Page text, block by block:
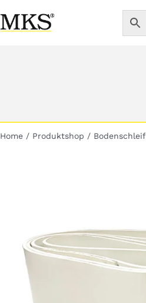
to
Home Produktshop